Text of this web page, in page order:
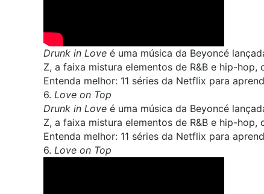
Drunk in Love é uma música da Beyoncé
Z, a faixa mistura elementos de R&B e hip-hop,
Entenda melhor: 11 séries da Netflix para
6. Love on Top
Drunk in Love é uma música da Beyoncé
Z, a faixa mistura elementos de R&B e hip-hop,
Entenda melhor: 11 séries da Netflix para
6. Love on Top